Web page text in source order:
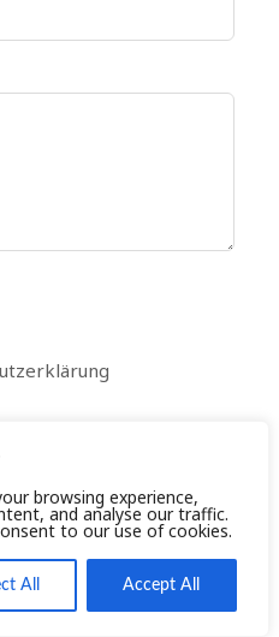
browsing experience,
and analyse our traffic.
to our use of cookies.
All Accept All